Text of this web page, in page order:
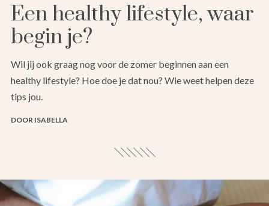
Een healthy lifestyle, waar
begin je?
Wil jij ook graag nog voor de zomer beginnen aan een
healthy lifestyle? Hoe doe je dat nou? Wie weet helpen deze
tips jou.
DOOR ISABELLA